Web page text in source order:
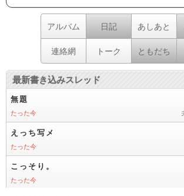
アルバム 日記 あしあと
連絡網 トーク ともだち